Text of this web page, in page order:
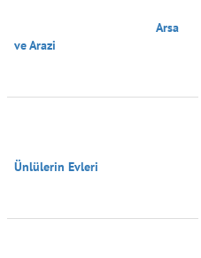
ve Arazi
Ünlülerin Evleri